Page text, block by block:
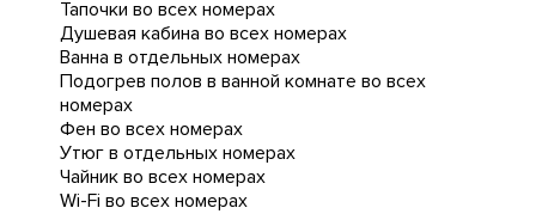
Тапочки во всех номерах
Душевая кабина во всех номерах
Ванна в отдельных номерах
Подогрев полов в ванной комнате во всех
номерах
Фен во всех номерах
Утюг в отдельных номерах
Чайник во всех номерах
Wi-Fi во всех номерах